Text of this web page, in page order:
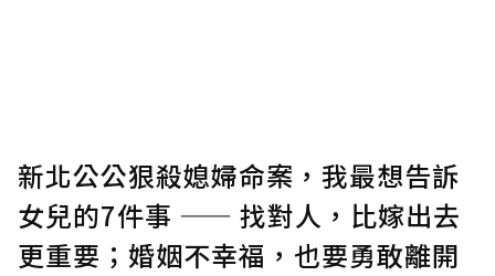
確認送出
新北公公狠殺媳婦命案，我最想告訴
女兒的7件事 —— 找對人，比嫁出去
更重要；婚姻不幸福，也要勇敢離開